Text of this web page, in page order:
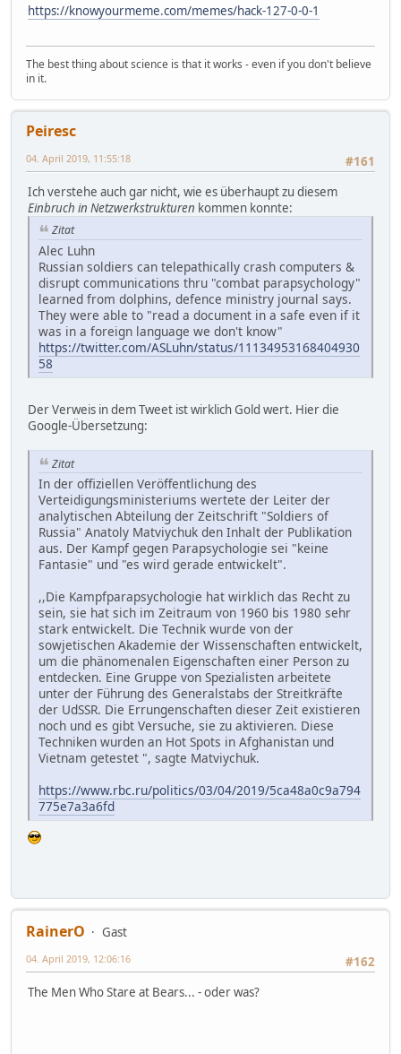
https://knowyourmeme.com/memes/hack-127-0-0-1
The best thing about science is that it works - even if you don't believe
in it.
Peiresc
#161
04. April 2019, 11:55:18
Ich verstehe auch gar nicht, wie es überhaupt zu diesem
Einbruch in Netzwerkstrukturen kommen konnte:
Zitat
Alec Luhn
Russian soldiers can telepathically crash computers &
disrupt communications thru "combat parapsychology"
learned from dolphins, defence ministry journal says.
They were able to "read a document in a safe even if it
was in a foreign language we don't know"
https://twitter.com/ASLuhn/status/11134953168404930
58
Der Verweis in dem Tweet ist wirklich Gold wert. Hier die
Google-Übersetzung:
Zitat
In der offiziellen Veröffentlichung des
Verteidigungsministeriums wertete der Leiter der
analytischen Abteilung der Zeitschrift "Soldiers of
Russia" Anatoly Matviychuk den Inhalt der Publikation
aus. Der Kampf gegen Parapsychologie sei "keine
Fantasie" und "es wird gerade entwickelt".
,,Die Kampfparapsychologie hat wirklich das Recht zu
sein, sie hat sich im Zeitraum von 1960 bis 1980 sehr
stark entwickelt. Die Technik wurde von der
sowjetischen Akademie der Wissenschaften entwickelt,
um die phänomenalen Eigenschaften einer Person zu
entdecken. Eine Gruppe von Spezialisten arbeitete
unter der Führung des Generalstabs der Streitkräfte
der UdSSR. Die Errungenschaften dieser Zeit existieren
noch und es gibt Versuche, sie zu aktivieren. Diese
Techniken wurden an Hot Spots in Afghanistan und
Vietnam getestet ", sagte Matviychuk.
https://www.rbc.ru/politics/03/04/2019/5ca48a0c9a794
775e7a3a6fd
RainerO
Gast
#162
04. April 2019, 12:06:16
The Men Who Stare at Bears... - oder was?